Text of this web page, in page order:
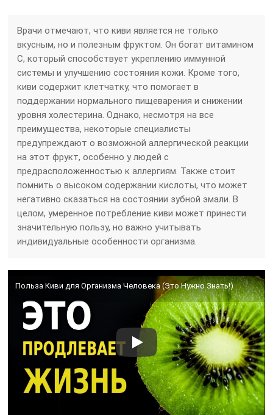
Врачи отмечают, что киви является не только
вкусным, но и полезным фруктом. Он богат витамином
C, который способствует укреплению иммунной
системы и улучшению состояния кожи. Кроме того,
киви содержит клетчатку, что помогает в
поддержании нормального пищеварения и снижении
уровня холестерина. Однако, несмотря на все
преимущества, некоторые специалисты
предупреждают о возможной аллергической реакции
на этот фрукт, особенно у людей с
предрасположенностью к аллергиям. Также стоит
помнить о высоком содержании кислоты, что может
негативно сказаться на состоянии зубной эмали. В
целом, умеренное потребление киви может принести
значительную пользу, но важно учитывать
индивидуальные особенности организма.
Польза Киви для Организма Человека (Это Нужно Знать!)